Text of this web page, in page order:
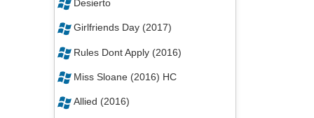
Desierto
Girlfriends Day (2017)
Rules Dont Apply (2016)
Miss Sloane (2016) HC
Allied (2016)